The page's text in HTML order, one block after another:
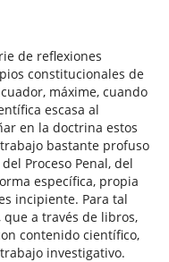
de reflexiones
constitucionales de
máxime, cuando
escasa al
en la doctrina estos
bastante profuso
Proceso Penal, del
específica, propia
incipiente. Para tal
a través de libros,
contenido científico,
investigativo.